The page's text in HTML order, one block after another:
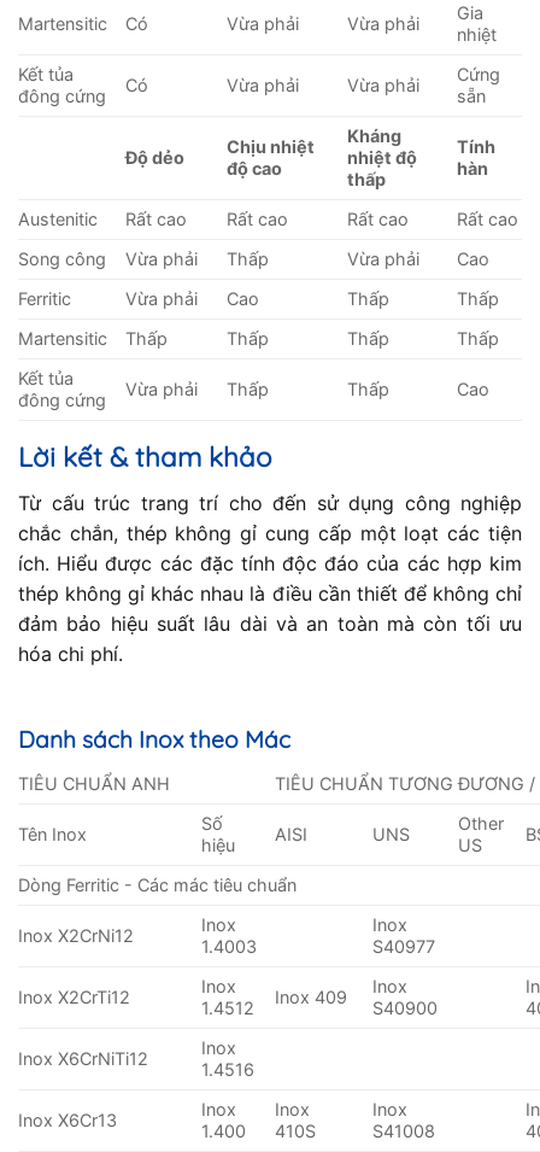
Martensitic Có Vừa phải Vừa phải
Gia
nhiệt
Kết tủa
đông cứng
Có Vừa phải Vừa phải
Cứng
sẵn
Độ dẻo
Chịu nhiệt
độ cao
Kháng
nhiệt độ
thấp
Tính
hàn
Austenitic Rất cao Rất cao Rất cao
Rất cao
Song công
Vừa phải Thấp Vừa phải
Cao
Ferritic
Vừa phải Cao Thấp
Thấp
Martensitic
Thấp Thấp Thấp
Thấp
Kết tủa
đông cứng
Vừa phải Thấp Thấp Cao
Lời kết & tham khảo
Từ cấu trúc trang trí cho đến sử dụng công nghiệp
chắc chắn, thép không gỉ cung cấp một loạt các tiện
ích. Hiểu được các đặc tính độc đáo của các hợp kim
thép không gỉ khác nhau là điều cần thiết để không chỉ
đảm bảo hiệu suất lâu dài và an toàn mà còn tối ưu
hóa chi phí.
Danh sách Inox theo Mác
TIÊU CHUẨN ANH TIÊU CHUẨN TƯƠNG ĐƯƠNG /
Tên Inox
Số
hiệu
AISI UNS
Other
US
Dòng Ferritic - Các mác tiêu chuẩn
Inox X2CrNi12
Inox
1.4003
Inox
S40977
Inox X2CrTi12
Inox
1.4512
Inox 409
Inox
S40900
Inox X6CrNiTi12
Inox
1.4516
Inox X6Cr13
Inox
1.400
Inox
410S
Inox
S41008